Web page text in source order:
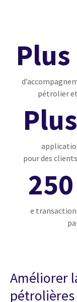
Plus
pétrolier
pour des
e
Améliorer